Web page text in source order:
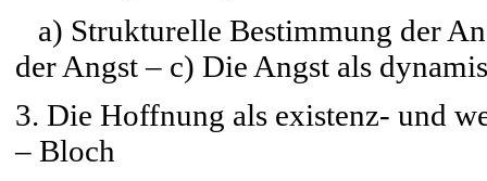
a) Strukturelle Bestimmung der
der Angst – c) Die Angst als
3. Die Hoffnung als existenz- und
– Bloch